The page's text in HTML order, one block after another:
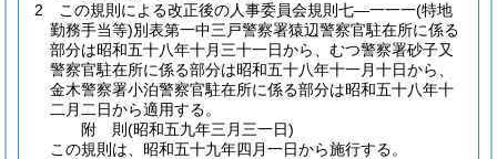
2
この規則による改正後の人事委員会規則七―一一一(特地
勤務手当等)別表第一中三戸警察署猿辺警察官駐在所に係る
部分は昭和五十八年十月三十一日から、むつ警察署砂子又
警察官駐在所に係る部分は昭和五十八年十一月十日から、
金木警察署小泊警察官駐在所に係る部分は昭和五十八年十
二月二日から適用する。
附 則(昭和五九年三月三一日)
この規則は、昭和五十九年四月一日から施行する。